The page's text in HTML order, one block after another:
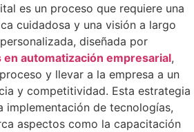
es un proceso que requiere una
cuidadosa y una visión a largo
diseñada por
automatización empresarial,
y llevar a la empresa a un
y competitividad. Esta estrategia
implementación de tecnologías,
aspectos como la capacitación